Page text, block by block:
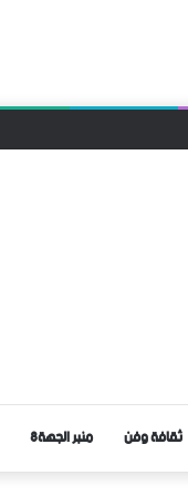
ثقافة وفن منبر الجهة8